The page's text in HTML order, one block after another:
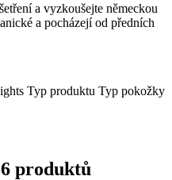
a vyzkoušejte německou
a pocházejí od předních
Typ produktu Typ pokožky
produktů